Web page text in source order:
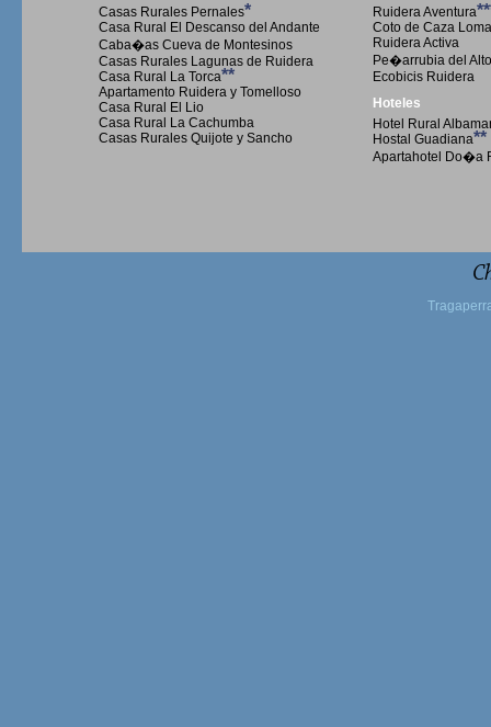
Casas Rurales Pernales*
Casa Rural El Descanso del Andante
Caba�as Cueva de Montesinos
Casas Rurales Lagunas de Ruidera
Casa Rural La Torca**
Apartamento Ruidera y Tomelloso
Casa Rural El Lio
Casa Rural La Cachumba
Casas Rurales Quijote y Sancho
Ruidera Aventura
Coto de Caza
Ruidera Activa
Pe�arrubia del
Ecobicis Ruidera
Hoteles
Hotel Rural
Hostal Guadiana**
Apartahotel Do�a